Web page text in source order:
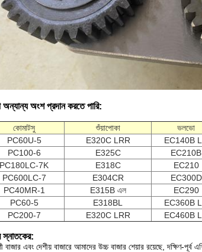
অংশ প্রদান করতে পারি:
কোমাটসু শুঁয়াপোকা ভলভো
PC60U-5
E320C LRR EC140B
PC100-6
E325C EC210B
PC180LC-7K
E318C EC210
PC600LC-7
E304CR EC300D
PC40MR-1
E315B এল EC290
PC60-5
E318BL EC360B
PC200-7
E320C LRR EC460B
স্নাতকের:
বাজার এবং দেশীয় বাজারে আমাদের উচ্চ বাজার শেয়ার রয়েছে,